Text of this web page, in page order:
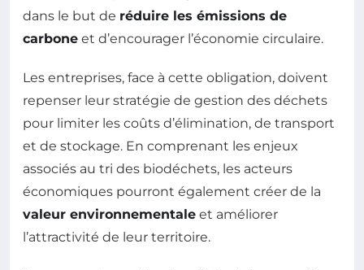
dans le but de réduire les émissions de
carbone et d’encourager l’économie circulaire.
Les entreprises, face à cette obligation, doivent
repenser leur stratégie de gestion des déchets
pour limiter les coûts d’élimination, de transport
et de stockage. En comprenant les enjeux
associés au tri des biodéchets, les acteurs
économiques pourront également créer de la
valeur environnementale et améliorer
l’attractivité de leur territoire.